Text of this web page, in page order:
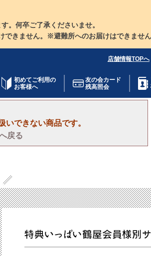
。何卒ご了承くださいませ。
きません。※避難所へのお届けはできません
店舗情報TOPへ
初めてご利用の
お客様へ
友の会カード
残高照会
いできない商品です。
戻る